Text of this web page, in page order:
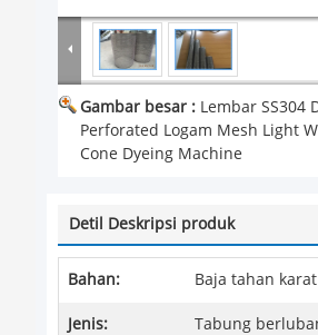
Gambar besar : Lembar SS304
Perforated Logam Mesh Light
Cone Dyeing Machine
Detil Deskripsi produk
Bahan: Baja tahan karat
Jenis: Tabung